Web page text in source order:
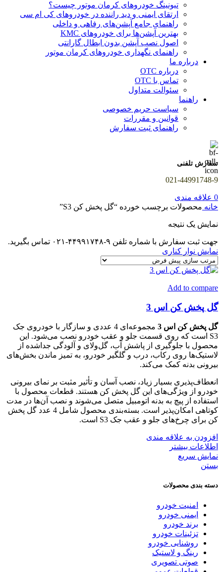
تیونینگ خودروهای کرمان موتور چیست؟
ارتقای ایمنی و دید راننده در خودروهای کی ام سی
راهنمای جامع آپشن‌های رفاهی و داخلی
بهترین آپشن‌ها برای خودروهای KMC
اصول نصب آپشن بدون ابطال گارانتی
راهنمای نگهداری خودروهای کرمان موتور
درباره ما
درباره OTC
تماس با OTC
سئوالت متداول
راهنما
سیاست حریم خصوصی
قوانین و مقررات
راهنمای ثبت سفارش
سفارش تلفنی
021-44991748-9
0 علاقه مندی
خانه محصولات برچسب خورده “گل پخش کن S3”
نمایش یک نتیجه
جهت ثبت سفارش با شماره تلفن ۹-۴۴۹۹۱۷۴۸-۰۲۱ تماس بگیرید.
نمایش نوار کناری
Add to compare
گل پخش کن اس 3
گل پخش کن اس 3
مجموعه‌ای 4 عددی و سازگار با خودروی جک
S3 است که روی قسمت جلو و عقب خودرو نصب می‌شود. این
محصول با جلوگیری از پاشش آب، گل‌ولای و آلودگی جداشده از
لاستیک‌ها روی رکاب، درب و گلگیر خودرو، به تمیز ماندن بخش‌های
بیرونی بدنه کمک می‌کند.
انعطاف‌پذیری بسیار زیاد، نصب آسان و تأثیر مثبت بر نمای بیرونی
خودرو از ویژگی‌های این گل پخش کن هستند. قطعات محصول با
استفاده از پیچ به بدنه اتومبیل متصل می‌شوند و نصب آن‌ها در مدت
کوتاهی امکان‌پذیر است. بسته‌بندی محصول شامل 4 عدد گل پخش
کن برای چرخ‌های جلو و عقب جک S3 است.
افزودن به علاقه مندی
اطلاعات بیشتر
نمایش سریع
بستن
دسته بندی محصولات
امنیت خودرو
ایمنی خودرو
برند خودرو
تزئینات خودرو
روشنایی خودرو
رینگ و لاستیک
صوتی تصویری